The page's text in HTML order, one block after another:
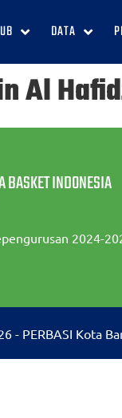
DATA
Al
BASKET INDONESIA
2024-
- PERBASI Kota